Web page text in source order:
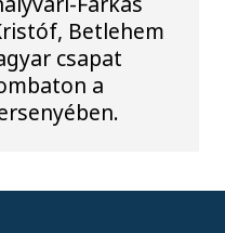
Betlehem
csapat
a